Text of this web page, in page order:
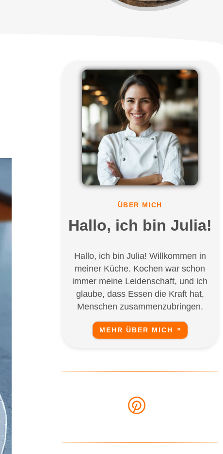
ÜBER MICH
Hallo, ich bin Julia!
Hallo, ich bin Julia! Willkommen in
meiner Küche. Kochen war schon
immer meine Leidenschaft, und ich
glaube, dass Essen die Kraft hat,
Menschen zusammenzubringen.
MEHR ÜBER MICH